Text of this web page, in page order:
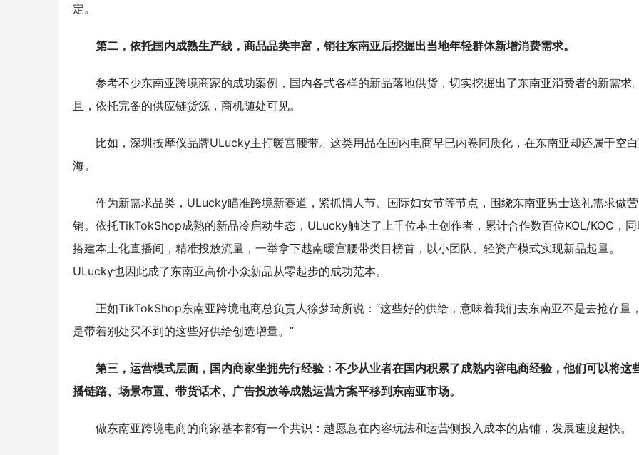
定。
第二，依托国内成熟生产线，商品品类丰富，销往东南亚后挖掘出当地年轻群体新增消费需求。
参考不少东南亚跨境商家的成功案例，国内各式各样的新品落地供货，切实挖掘出了东南亚消费者的新需求
且，依托完备的供应链货源，商机随处可见。
比如，深圳按摩仪品牌ULucky主打暖宫腰带。这类用品在国内电商早已内卷同质化，在东南亚却还属于空
海。
作为新需求品类，ULucky瞄准跨境新赛道，紧抓情人节、国际妇女节等节点，围绕东南亚男士送礼需求做营
销。依托TikTokShop成熟的新品冷启动生态，ULucky触达了上千位本土创作者，累计合作数百位KOL/KOC，
搭建本土化直播间，精准投放流量，一举拿下越南暖宫腰带类目榜首，以小团队、轻资产模式实现新品起量。
ULucky也因此成了东南亚高价小众新品从零起步的成功范本。
正如TikTokShop东南亚跨境电商总负责人徐梦琦所说：“这些好的供给，意味着我们去东南亚不是去抢存量
是带着别处买不到的这些好供给创造增量。”
第三，运营模式层面，国内商家坐拥先行经验：不少从业者在国内积累了成熟内容电商经验，他们可以将这
播链路、场景布置、带货话术、广告投放等成熟运营方案平移到东南亚市场。
做东南亚跨境电商的商家基本都有一个共识：越愿意在内容玩法和运营侧投入成本的店铺，发展速度越快。